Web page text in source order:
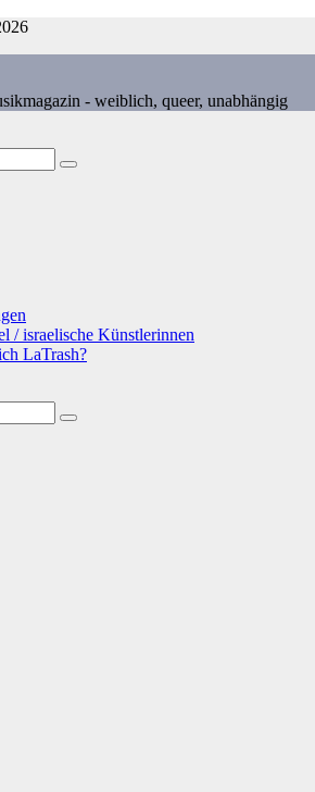
- weiblich, queer, unabhängig
/ israelische Künstlerinnen
LaTrash?